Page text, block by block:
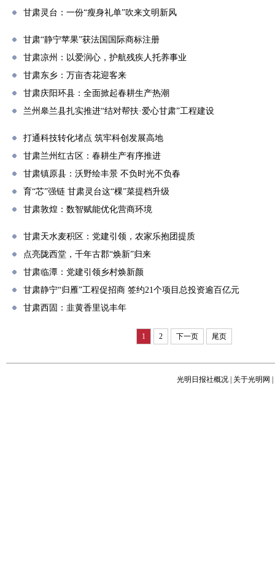
甘肃灵台：一份“瘦身礼单”吹来文明新风
甘肃“静宁苹果”获法国国际商标注册
甘肃凉州：以爱润心，护航残疾人托养事业
甘肃东乡：万亩杏花迎客来
甘肃庆阳环县：全面掀起春耕生产热潮
兰州皋兰县扎实推进“结对帮扶·爱心甘肃”工程建设
打通科技转化堵点 筑牢科创发展高地
甘肃兰州红古区：春耕生产有序推进
甘肃镇原县：沃野绘丰景 不负时光不负春
育“芯”强链 甘肃灵台这“棵”菜提档升级
甘肃敦煌：数智赋能优化营商环境
甘肃天水麦积区：党建引领，农家乐抱团提质
点亮陇西堂，千年古郡“焕新”归来
甘肃临潭：党建引领乡村焕新颜
甘肃静宁“归雁”工程促招商 签约21个项目总投资逾百亿元
甘肃西固：韭黄香里说丰年
1 2 下一页 尾页
光明日报社概况 关于光明网